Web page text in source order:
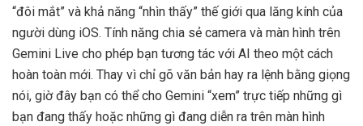
“đôi mắt” và khả năng “nhìn thấy” thế giới qua lăng kính của
người dùng iOS. Tính năng chia sẻ camera và màn hình trên
Gemini Live cho phép bạn tương tác với AI theo một cách
hoàn toàn mới. Thay vì chỉ gõ văn bản hay ra lệnh bằng giọng
nói, giờ đây bạn có thể cho Gemini “xem” trực tiếp những gì
bạn đang thấy hoặc những gì đang diễn ra trên màn hình